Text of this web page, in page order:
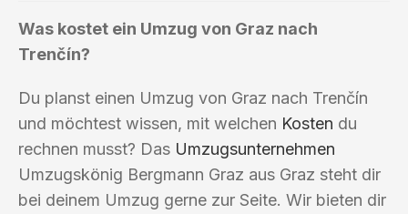
Was kostet ein Umzug von Graz nach
Trenčín?
Du planst einen Umzug von Graz nach Trenčín
und möchtest wissen, mit welchen Kosten du
rechnen musst? Das Umzugsunternehmen
Umzugskönig Bergmann Graz aus Graz steht dir
bei deinem Umzug gerne zur Seite. Wir bieten dir